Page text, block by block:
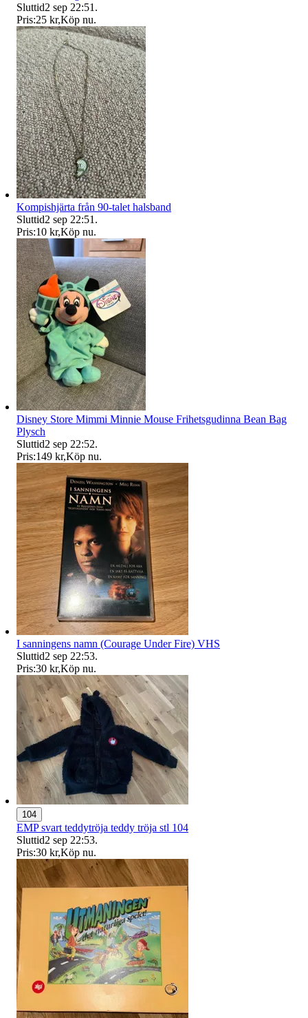
Sluttid2 sep 22:51 .
Pris:25 kr,Köp nu.
Kompishjärta från 90-talet halsband
Sluttid2 sep 22:51 .
Pris:10 kr,Köp nu.
Disney Store Mimmi Minnie Mouse Frihetsgudinna Bean Bag
Plysch
Sluttid2 sep 22:52.
Pris:149 kr,Köp nu.
I sanningens namn (Courage Under Fire) VHS
Sluttid2 sep 22:53.
Pris:30 kr,Köp nu.
104
EMP svart teddytröja teddy tröja stl 104
Sluttid2 sep 22:53.
Pris:30 kr,Köp nu.